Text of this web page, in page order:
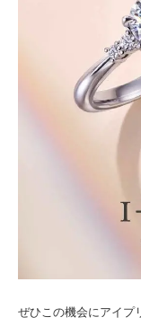
ぜひこの機会にアイプ